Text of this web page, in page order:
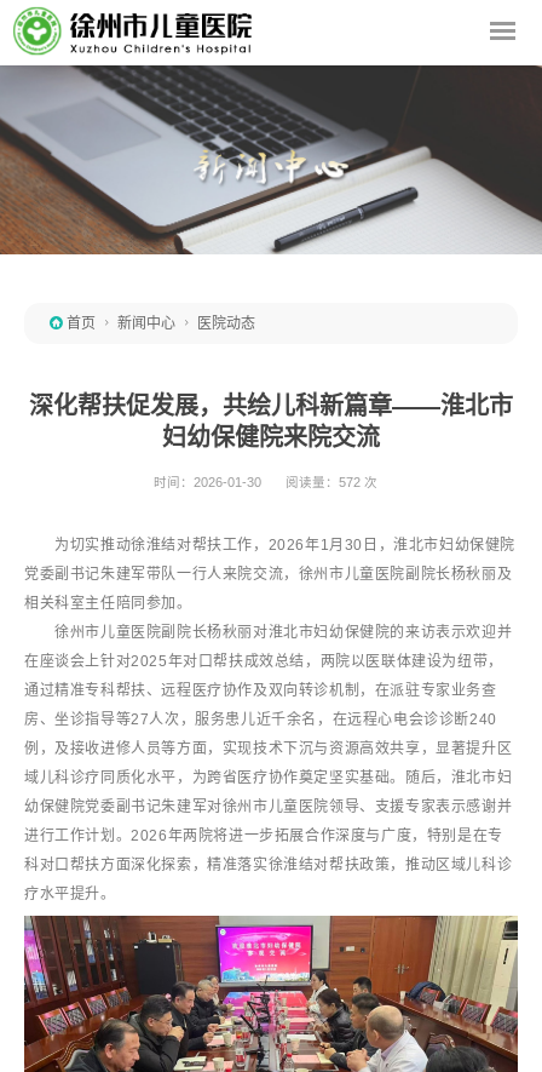
 首页  新闻中心  医院动态
深化帮扶促发展，共绘儿科新篇章——淮北市
妇幼保健院来院交流
时间：2026-01-30 阅读量：572 次
为切实推动徐淮结对帮扶工作，2026年1月30日，淮北市妇幼保健院
党委副书记朱建军带队一行人来院交流，徐州市儿童医院副院长杨秋丽及
相关科室主任陪同参加。
徐州市儿童医院副院长杨秋丽对淮北市妇幼保健院的来访表示欢迎并
在座谈会上针对2025年对口帮扶成效总结，两院以医联体建设为纽带，
通过精准专科帮扶、远程医疗协作及双向转诊机制，在派驻专家业务查
房、坐诊指导等27人次，服务患儿近千余名，在远程心电会诊诊断240
例，及接收进修人员等方面，实现技术下沉与资源高效共享，显著提升区
域儿科诊疗同质化水平，为跨省医疗协作奠定坚实基础。随后，淮北市妇
幼保健院党委副书记朱建军对徐州市儿童医院领导、支援专家表示感谢并
进行工作计划。2026年两院将进一步拓展合作深度与广度，特别是在专
科对口帮扶方面深化探索，精准落实徐淮结对帮扶政策，推动区域儿科诊
疗水平提升。